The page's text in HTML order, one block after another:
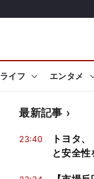
ライフ エンタメ
最新記事
23:40
トヨタ
と安全